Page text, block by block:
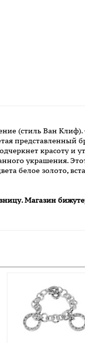
(стиль Ван
представленный
красоту и
украшения.
белое золото,
Магазин